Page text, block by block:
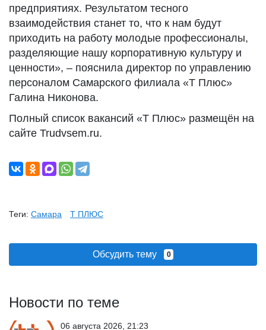
предприятиях. Результатом тесного
взаимодействия станет то, что к нам будут
приходить на работу молодые профессионалы,
разделяющие нашу корпоративную культуру и
ценности», – пояснила директор по управлению
персоналом Самарского филиала «Т Плюс»
Галина Никонова.
Полный список вакансий «Т Плюс» размещён на
сайте Trudvsem.ru.
Теги: Самара Т ПЛЮС
Обсудить тему 0
Новости по теме
06 августа 2026, 21:23